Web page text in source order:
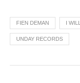
FIEN DEMAN I
UNDAY RECORDS